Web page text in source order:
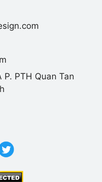
P. PTH Quan Tan